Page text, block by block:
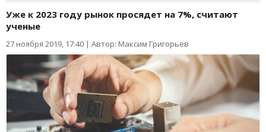
Уже к 2023 году рынок просядет на 7%, считают
ученые
27 ноября 2019, 17:40 | Автор: Максим Григорьев